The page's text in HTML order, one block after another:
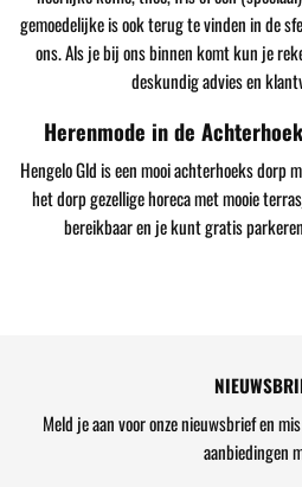
gemoedelijke is ook terug te vinden in de
ons. Als je bij ons binnen komt kun je
deskundig advies en
Herenmode in de
Hengelo Gld is een mooi achterhoeks dorp
het dorp gezellige horeca met mooie
bereikbaar en je kunt gratis
Meld je aan voor onze nieuwsbrief en
aanbiedingen